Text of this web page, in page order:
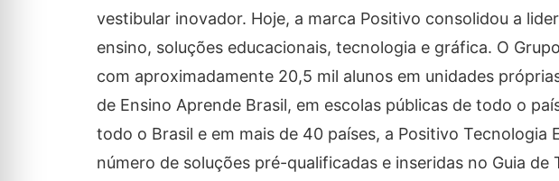
vestibular inovador. Hoje, a marca Positivo consolidou a
ensino, soluções educacionais, tecnologia e gráfica. O
com aproximadamente 20,5 mil alunos em unidades
de Ensino Aprende Brasil, em escolas públicas de todo o
todo o Brasil e em mais de 40 países, a Positivo Tecnologia
número de soluções pré-qualificadas e inseridas no Guia de